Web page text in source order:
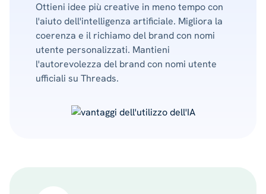
Ottieni idee più creative in meno tempo con
l'aiuto dell'intelligenza artificiale. Migliora la
coerenza e il richiamo del brand con nomi
utente personalizzati. Mantieni
l'autorevolezza del brand con nomi utente
ufficiali su Threads.